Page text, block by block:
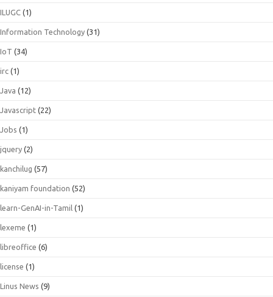
ILUGC (1)
Information Technology (31)
IoT (34)
irc (1)
Java (12)
Javascript (22)
Jobs (1)
jquery (2)
kanchilug (57)
kaniyam foundation (52)
learn-GenAI-in-Tamil (1)
lexeme (1)
libreoffice (6)
license (1)
Linus News (9)